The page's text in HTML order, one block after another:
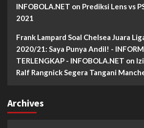
INFOBOLA.NET on Prediksi Lens vs
2021
Frank Lampard Soal Chelsea Juara
2020/21: Saya Punya Andil! -
TERLENGKAP - INFOBOLA.NET on
Ralf Rangnick Segera Tangani
Archives